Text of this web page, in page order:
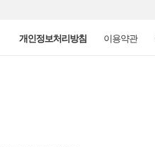
개인정보처리방침 이용약관